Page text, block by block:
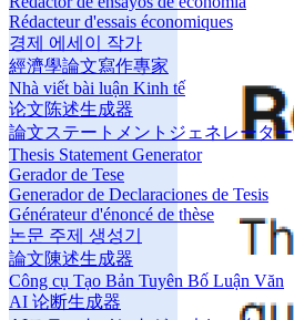
Rédacteur d'essais économiques
경제 에세이 작가
經濟學論文寫作專家
Nhà viết bài luận Kinh tế
论文陈述生成器
論文ステートメントジェネレーター
Thesis Statement Generator
Gerador de Tese
Generador de Declaraciones de Tesis
Générateur d'énoncé de thèse
논문 주제 생성기
論文陳述生成器
Công cụ Tạo Bản Tuyên Bố Luận Văn
AI 论断生成器